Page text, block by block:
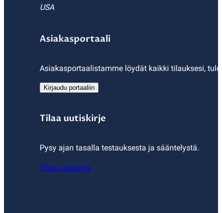
USA
Asiakasportaali
Asiakasportaalistamme löydät kaikki tilauksesi,
Kirjaudu portaaliin
Tilaa uutiskirje
Pysy ajan tasalla testauksesta ja sääntelystä.
Tilaa uutiskirje